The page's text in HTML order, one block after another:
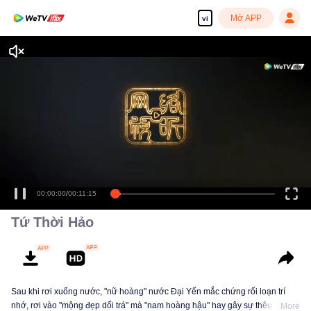
vi Mở APP
Tứ Thời Hảo
Sau khi rơi xuống nước, "nữ hoàng" nước Đại Yến mắc chứng rối loạn trí
nhớ, rơi vào "mộng đẹp dối trá" mà "nam hoàng hậu" hay gây sự thêu dệtMore